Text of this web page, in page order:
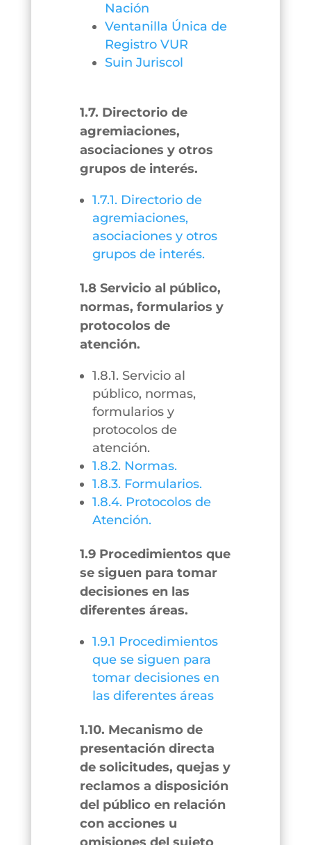
Nación
Ventanilla Única de
Registro VUR
Suin Juriscol
1.7. Directorio de
agremiaciones,
asociaciones y otros
grupos de interés.
1.7.1. Directorio de
agremiaciones,
asociaciones y otros
grupos de interés.
1.8 Servicio al público,
normas, formularios y
protocolos de
atención.
1.8.1. Servicio al
público, normas,
formularios y
protocolos de
atención.
1.8.2. Normas.
1.8.3. Formularios.
1.8.4. Protocolos de
Atención.
1.9 Procedimientos que
se siguen para tomar
decisiones en las
diferentes áreas.
1.9.1 Procedimientos
que se siguen para
tomar decisiones en
las diferentes áreas
1.10. Mecanismo de
presentación directa
de solicitudes, quejas y
reclamos a disposición
del público en relación
con acciones u